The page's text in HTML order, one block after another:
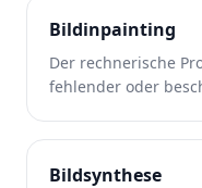
Bildinpainting
Der rechnerische
fehlender oder
dem umgebenden
Bildsynthese